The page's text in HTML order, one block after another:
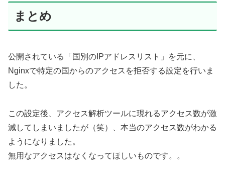
まとめ
公開されている「国別のIPアドレスリスト」を元に、
Nginxで特定の国からのアクセスを拒否する設定を行いま
した。
この設定後、アクセス解析ツールに現れるアクセス数が激
減してしまいましたが（笑）、本当のアクセス数がわかる
ようになりました。
無用なアクセスはなくなってほしいものです。。